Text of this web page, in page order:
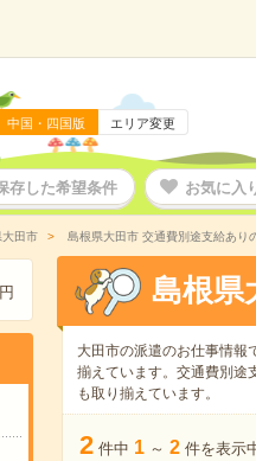
中国・四国版 エリア変更
存した希望条件 お気に入
田市 島根県大田市 交通費別途支給あり
円 島根県
大田市の派遣のお仕事情報
揃えています。交通費別途
も取り揃えています。
2 件中 1 ～ 2 件を表示